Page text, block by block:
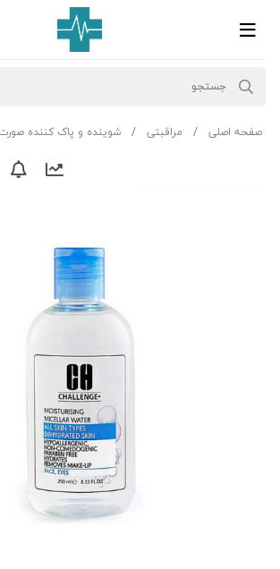
صفحه اصلی مراقبتی شوینده و پاک کننده صورت